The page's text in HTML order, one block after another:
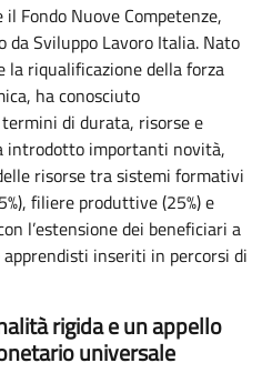
Fondo Nuove Competenze,
Sviluppo Lavoro Italia. Nato
la riqualificazione della forza
ha conosciuto
di durata, risorse e
introdotto importanti novità,
risorse tra sistemi formativi
filiere produttive (25%) e
l’estensione dei beneficiari a
inseriti in percorsi di
rigida e un appello
universale